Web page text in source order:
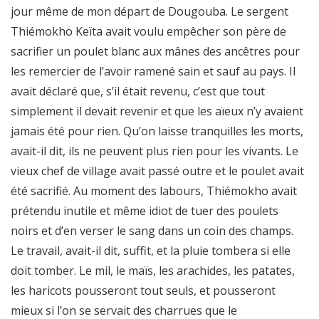
jour même de mon départ de Dougouba. Le sergent
Thiémokho Keïta avait voulu empêcher son père de
sacrifier un poulet blanc aux mânes des ancêtres pour
les remercier de l’avoir ramené sain et sauf au pays. Il
avait déclaré que, s’il était revenu, c’est que tout
simplement il devait revenir et que les aïeux n’y avaient
jamais été pour rien. Qu’on laisse tranquilles les morts,
avait-il dit, ils ne peuvent plus rien pour les vivants. Le
vieux chef de village avait passé outre et le poulet avait
été sacrifié. Au moment des labours, Thiémokho avait
prétendu inutile et même idiot de tuer des poulets
noirs et d’en verser le sang dans un coin des champs.
Le travail, avait-il dit, suffit, et la pluie tombera si elle
doit tomber. Le mil, le maïs, les arachides, les patates,
les haricots pousseront tout seuls, et pousseront
mieux si l’on se servait des charrues que le